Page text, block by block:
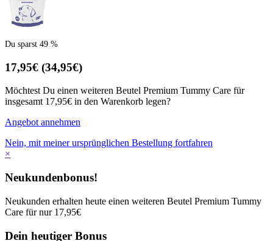
Du sparst 49 %
17,95€ (34,95€)
Möchtest Du einen weiteren Beutel Premium Tummy Care für
insgesamt 17,95€ in den Warenkorb legen?
Angebot annehmen
Nein, mit meiner ursprünglichen Bestellung fortfahren
×
Neukundenbonus!
Neukunden erhalten heute einen weiteren Beutel Premium Tummy
Care für nur 17,95€
Dein heutiger Bonus